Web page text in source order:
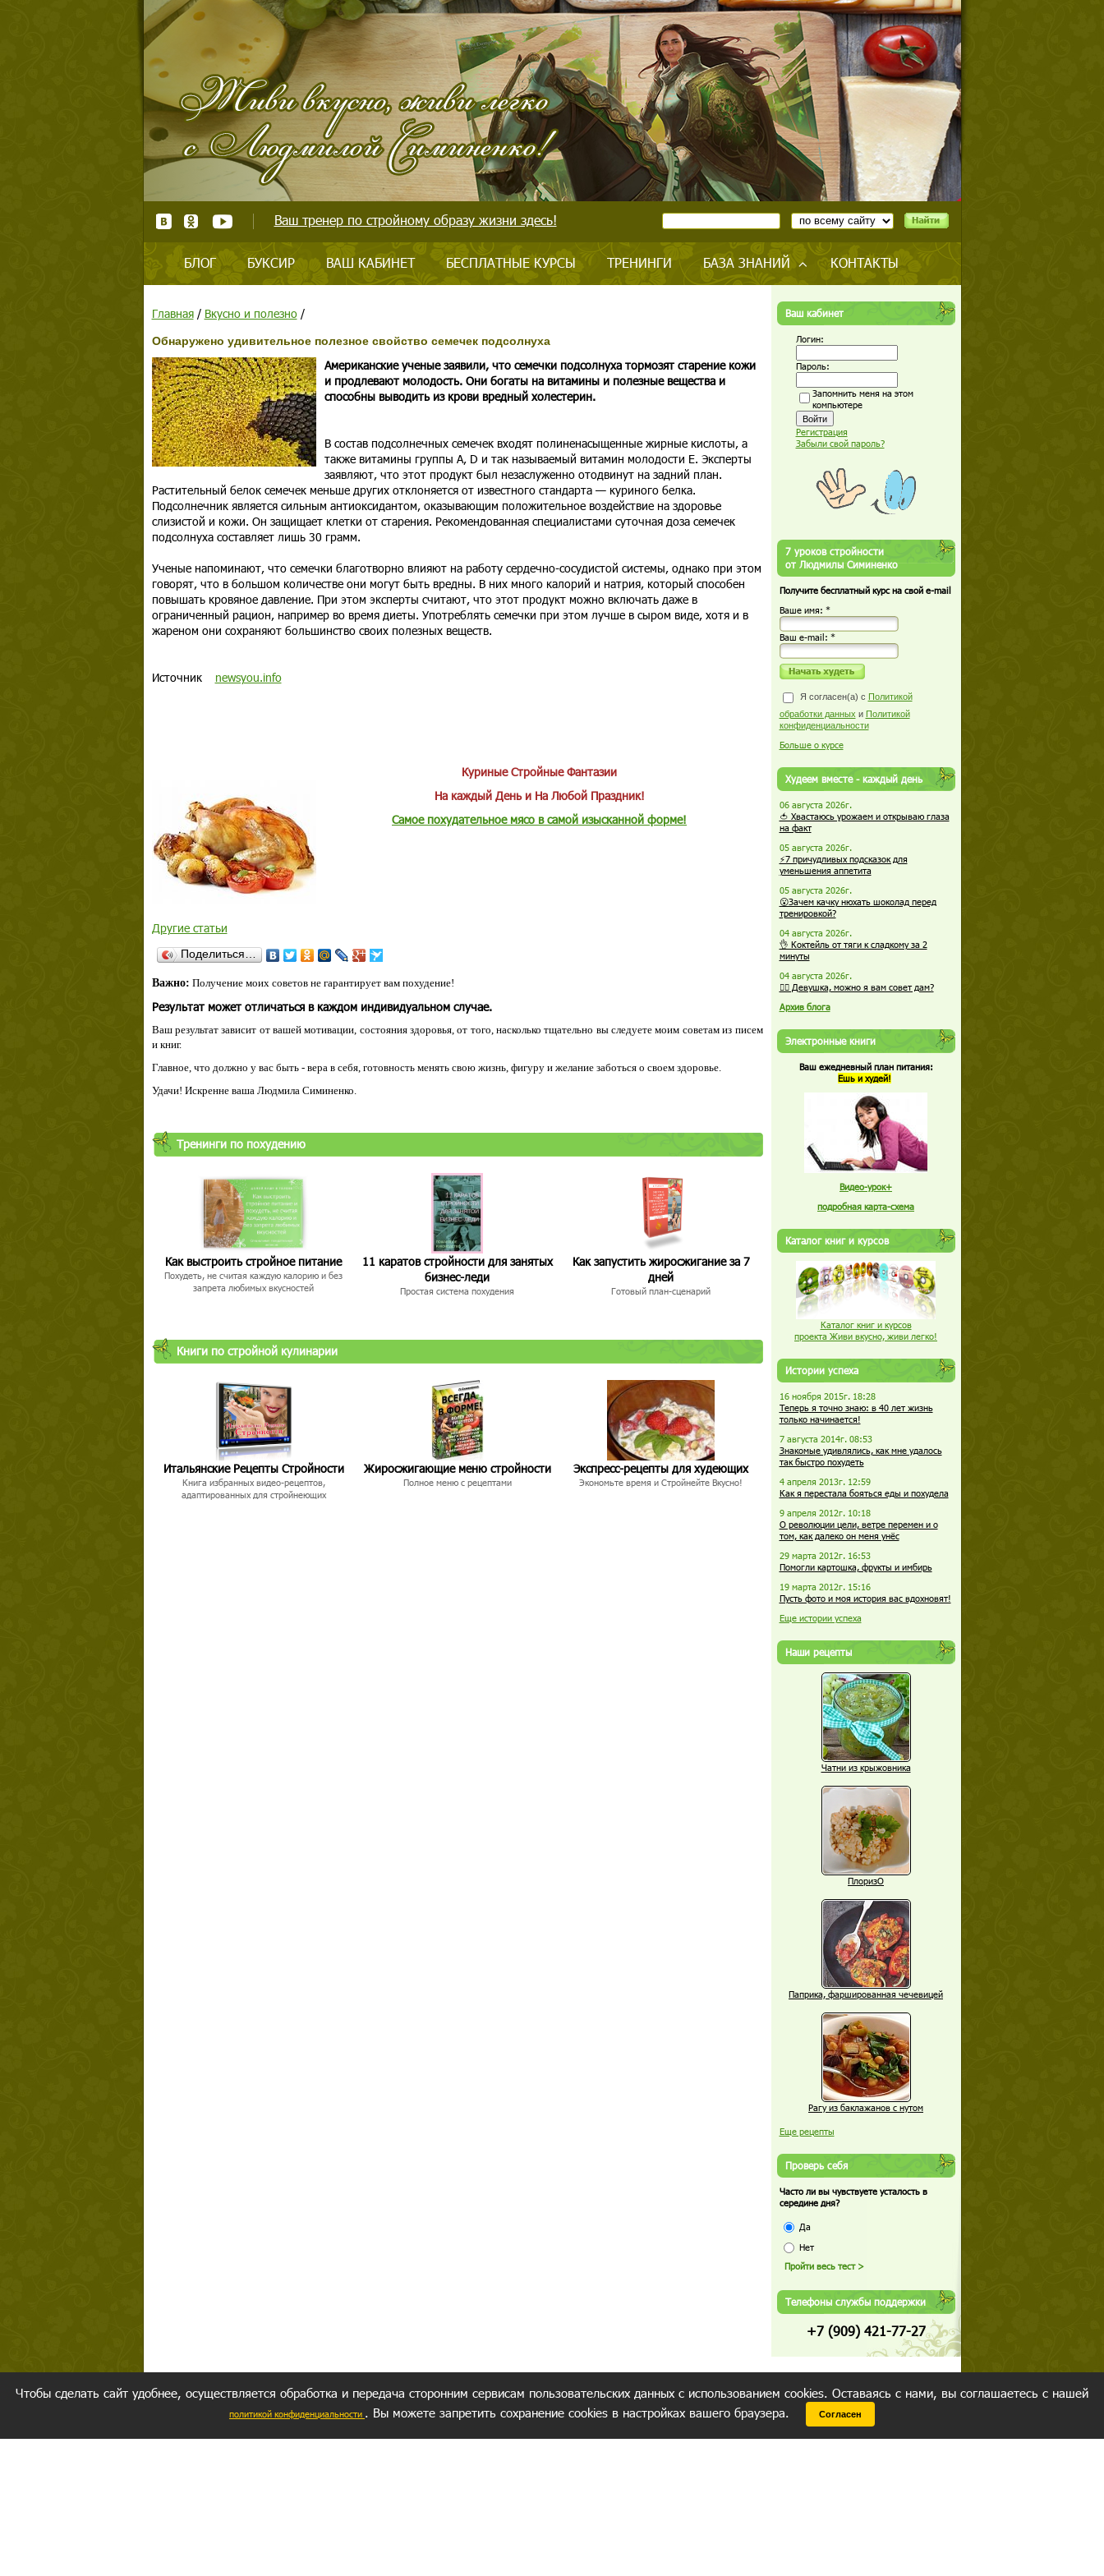
Ваш тренер по стройному образу жизни здесь!
БЛОГ БУКСИР ВАШ КАБИНЕТ БЕСПЛАТНЫЕ КУРСЫ ТРЕНИНГИ БАЗА ЗНАНИЙ КОНТАКТЫ
Главная/ Вкусно и полезно/
Обнаружено удивительное полезное свойство семечек подсолнуха
Американские ученые заявили, что семечки подсолнуха тормозят старение кожи
и продлевают молодость. Они богаты на витамины и полезные вещества и
способны выводить из крови вредный холестерин.
В состав подсолнечных семечек входят полиненасыщенные жирные кислоты, а
также витамины группы А, D и так называемый витамин молодости Е. Эксперты
заявляют, что этот продукт был незаслуженно отодвинут на задний план.
Растительный белок семечек меньше других отклоняется от известного стандарта — куриного белка.
Подсолнечник является сильным антиоксидантом, оказывающим положительное воздействие на здоровье
слизистой и кожи. Он защищает клетки от старения. Рекомендованная специалистами суточная доза семечек
подсолнуха составляет лишь 30 грамм.
Ученые напоминают, что семечки благотворно влияют на работу сердечно-сосудистой системы, однако при этом
говорят, что в большом количестве они могут быть вредны. В них много калорий и натрия, который способен
повышать кровяное давление. При этом эксперты считают, что этот продукт можно включать даже в
ограниченный рацион, например во время диеты. Употреблять семечки при этом лучше в сыром виде, хотя и в
жареном они сохраняют большинство своих полезных веществ.
Источник newsyou.info
Куриные Стройные Фантазии
На каждый День и На Любой Праздник!
Самое похудательное мясо в самой изысканной форме!
Другие статьи
Поделиться…
Важно: Получение моих советов не гарантирует вам похудение!
Результат может отличаться в каждом индивидуальном случае.
Ваш результат зависит от вашей мотивации, состояния здоровья, от того, насколько тщательно вы следуете моим советам из писем
и книг.
Главное, что должно у вас быть - вера в себя, готовность менять свою жизнь, фигуру и желание заботься о своем здоровье.
Удачи! Искренне ваша Людмила Симиненко.
Тренинги по похудению
Как выстроить стройное питание
Похудеть, не считая каждую калорию и без
запрета любимых вкусностей
11 каратов стройности для занятых
бизнес-леди
Простая система похудения
Как запустить жиросжигание за 7
дней
Готовый план-сценарий
Книги по стройной кулинарии
Итальянские Рецепты Стройности
Книга избранных видео-рецептов,
адаптированных для стройнеющих
Жиросжигающие меню стройности
Полное меню с рецептами
Экспресс-рецепты для худеющих
Экономьте время и Стройнейте Вкусно!
Ваш кабинет
Логин:
Пароль:
Запомнить меня на этом
компьютере
Регистрация
Забыли свой пароль?
7 уроков стройности
от Людмилы Симиненко
Получите бесплатный курс на свой e-mail
Ваше имя: *
Ваш е-mail: *
Я согласен(а) с Политикой
обработки данных и Политикой
конфиденциальности
Больше о курсе
Худеем вместе - каждый день
06 августа 2026г.
🍅 Хвастаюсь урожаем и открываю глаза
на факт
05 августа 2026г.
⚡7 причудливых подсказок для
уменьшения аппетита
05 августа 2026г.
😮Зачем качку нюхать шоколад перед
тренировкой?
04 августа 2026г.
👌 Коктейль от тяги к сладкому за 2
минуты
04 августа 2026г.
🏋️‍♀️ Девушка, можно я вам совет дам?
Архив блога
Электронные книги
Ваш ежедневный план питания:
Ешь и худей!
Видео-урок+
подробная карта-схема
Каталог книг и курсов
Каталог книг и курсов
проекта Живи вкусно, живи легко!
Истории успеха
16 ноября 2015г. 18:28
Теперь я точно знаю: в 40 лет жизнь
только начинается!
7 августа 2014г. 08:53
Знакомые удивлялись, как мне удалось
так быстро похудеть
4 апреля 2013г. 12:59
Как я перестала бояться еды и похудела
9 апреля 2012г. 10:18
О революции цели, ветре перемен и о
том, как далеко он меня унёс
29 марта 2012г. 16:53
Помогли картошка, фрукты и имбирь
19 марта 2012г. 15:16
Пусть фото и моя история вас вдохновят!
Еще истории успеха
Наши рецепты
Чатни из крыжовника
ПлоризО
Паприка, фаршированная чечевицей
Рагу из баклажанов с нутом
Еще рецепты
Проверь себя
Часто ли вы чувствуете усталость в
середине дня?
Да
Нет
Телефоны службы поддержки
+7 (909) 421-77-27
Чтобы сделать сайт удобнее, осуществляется обработка и передача сторонним сервисам пользовательских данных с использованием cookies. Оставаясь с нами, вы соглашаетесь с нашей
политикой конфиденциальности . Вы можете запретить сохранение cookies в настройках вашего браузера. Согласен